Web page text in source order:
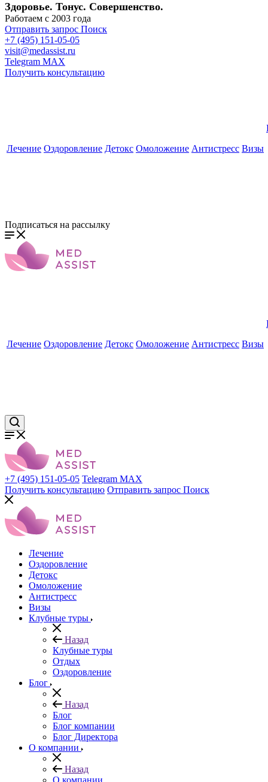
Здоровье. Тонус. Совершенство.
Работаем с 2003 года
Отправить запрос Поиск
+7 (495) 151-05-05
visit@medassist.ru
Telegram MAX
Получить консультацию
Лечение Оздоровление Детокс Омоложение Антистресс Визы
Подписаться на рассылку
Лечение Оздоровление Детокс Омоложение Антистресс Визы
+7 (495) 151-05-05 Telegram MAX
Получить консультацию Отправить запрос Поиск
Лечение
Оздоровление
Детокс
Омоложение
Антистресс
Визы
Клубные туры
Назад
Клубные туры
Отдых
Оздоровление
Блог
Назад
Блог
Блог компании
Блог Директора
О компании
Назад
О компании